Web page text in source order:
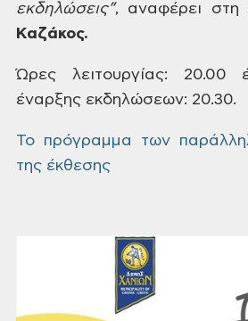
εκδηλώσεις”, αναφέρει
Καζάκος.
Ώρες λειτουργίας:
έναρξης εκδηλώσεων: 20.30.
Το πρόγραμμα των
της έκθεσης